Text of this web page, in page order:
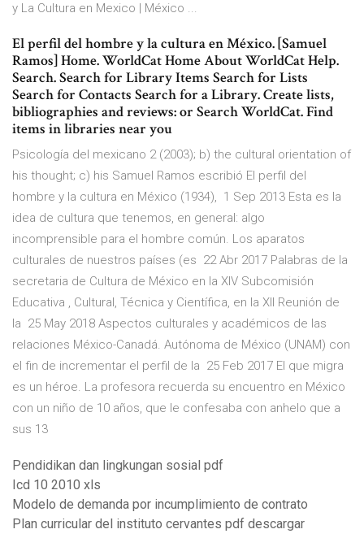
y La Cultura en Mexico | México ...
El perfil del hombre y la cultura en México. [Samuel
Ramos] Home. WorldCat Home About WorldCat Help.
Search. Search for Library Items Search for Lists
Search for Contacts Search for a Library. Create lists,
bibliographies and reviews: or Search WorldCat. Find
items in libraries near you
Psicología del mexicano 2 (2003); b) the cultural orientation of
his thought; c) his Samuel Ramos escribió El perfil del
hombre y la cultura en México (1934), 1 Sep 2013 Esta es la
idea de cultura que tenemos, en general: algo
incomprensible para el hombre común. Los aparatos
culturales de nuestros países (es 22 Abr 2017 Palabras de la
secretaria de Cultura de México en la XIV Subcomisión
Educativa , Cultural, Técnica y Científica, en la XII Reunión de
la 25 May 2018 Aspectos culturales y académicos de las
relaciones México-Canadá. Autónoma de México (UNAM) con
el fin de incrementar el perfil de la 25 Feb 2017 El que migra
es un héroe. La profesora recuerda su encuentro en México
con un niño de 10 años, que le confesaba con anhelo que a
sus 13
Pendidikan dan lingkungan sosial pdf
Icd 10 2010 xls
Modelo de demanda por incumplimiento de contrato
Plan curricular del instituto cervantes pdf descargar